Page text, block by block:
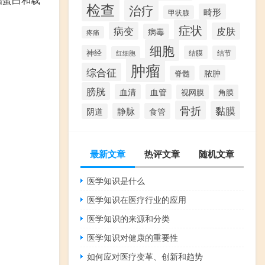
检查 治疗 甲状腺 畸形
疼痛 病变 病毒 症状 皮肤
神经 红细胞 细胞 结膜 结节
综合征 肿瘤 脊髓 脓肿
膀胱 血清 血管 视网膜 角膜
阴道 静脉 食管 骨折 黏膜
最新文章 热评文章 随机文章
医学知识是什么
医学知识在医疗行业的应用
医学知识的来源和分类
医学知识对健康的重要性
如何应对医疗变革、创新和趋势